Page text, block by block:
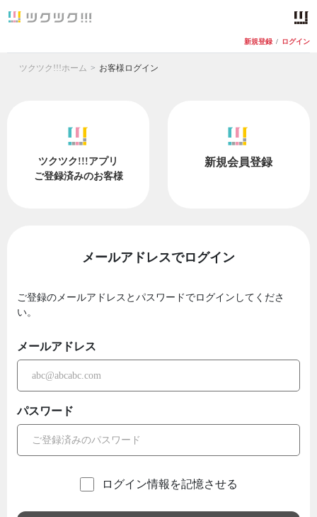
新規登録 / ログイン
ツクツク!!!ホーム お客様ログイン
ツクツク!!!アプリ
ご登録済みのお客様
新規会員登録
メールアドレスでログイン
ご登録のメールアドレスとパスワードでログインしてくださ
い。
メールアドレス
パスワード
ログイン情報を記憶させる